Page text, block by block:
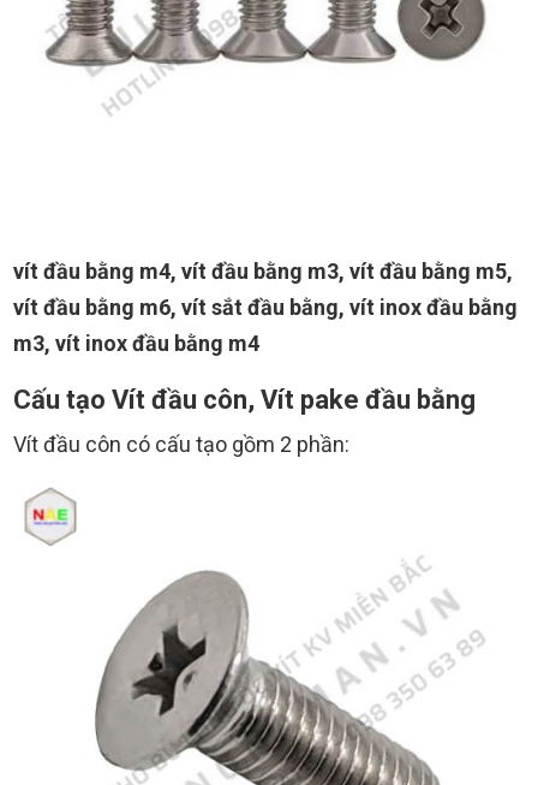
vít đầu bằng m4, vít đầu bằng m3, vít đầu bằng m5,
vít đầu bằng m6, vít sắt đầu bằng, vít inox đầu bằng
m3, vít inox đầu bằng m4
Cấu tạo Vít đầu côn, Vít pake đầu bằng
Vít đầu côn có cấu tạo gồm 2 phần: